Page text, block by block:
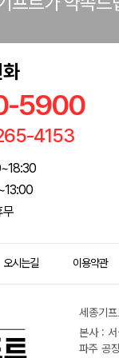
5900
4153
무
오시는길 이용약관
세종기
본사 :
파주 공